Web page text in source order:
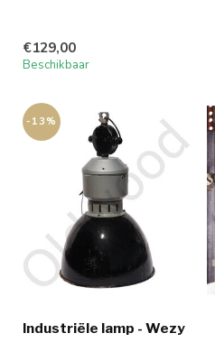
€129,00
Beschikbaar
-13%
Industriële lamp - Wezy